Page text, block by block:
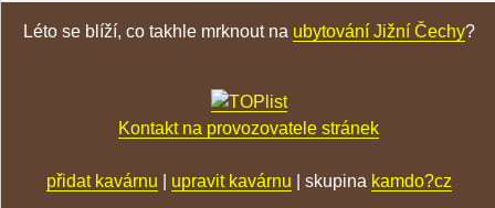
Léto se blíží, co takhle mrknout na ubytování Jižní Čechy?
Kontakt na provozovatele stránek
přidat kavárnu upravit kavárnu | skupina kamdo?cz